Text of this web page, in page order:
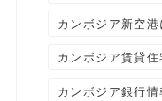
カンボジア新空港
カンボジア賃貸
カンボジア銀行情